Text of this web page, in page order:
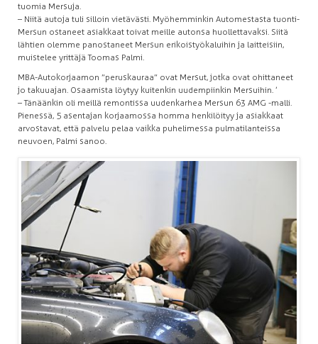
tuomia Mersuja.
– Niitä autoja tuli silloin vietävästi. Myöhemminkin Automestasta tuonti-
Mersun ostaneet asiakkaat toivat meille autonsa huollettavaksi. Siitä
lähtien olemme panostaneet Mersun erikoistyökaluihin ja laitteisiin,
muistelee yrittäjä Toomas Palmi.
MBA-Autokorjaamon ”peruskauraa” ovat Mersut, jotka ovat ohittaneet
jo takuuajan. Osaamista löytyy kuitenkin uudempiinkin Mersuihin. ’
– Tänäänkin oli meillä remontissa uudenkarhea Mersun 63 AMG -malli.
Pienessä, 5 asentajan korjaamossa homma henkilöityy ja asiakkaat
arvostavat, että palvelu pelaa vaikka puhelimessa pulmatilanteissa
neuvoen, Palmi sanoo.